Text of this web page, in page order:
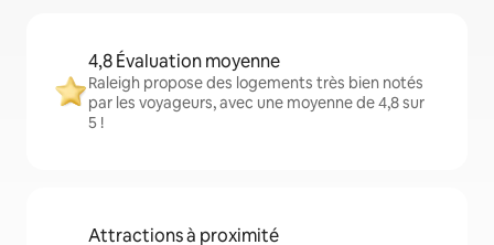
4,8 Évaluation moyenne
Raleigh propose des logements très bien notés
par les voyageurs, avec une moyenne de 4,8 sur
5 !
Attractions à proximité